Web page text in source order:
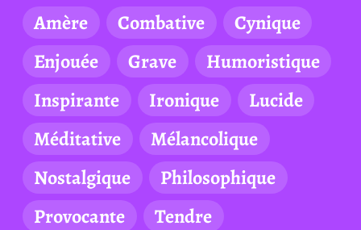
Amère Combative
Cynique
Enjouée
Grave
Humoristique
Inspirante
Ironique
Lucide
Méditative
Mélancolique
Nostalgique
Philosophique
Provocante
Tendre